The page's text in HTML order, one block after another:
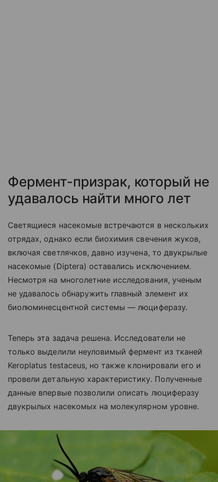
Фермент-призрак, который не
удавалось найти много лет
Светящиеся насекомые встречаются в нескольких
отрядах, однако если биохимия свечения жуков,
включая светлячков, давно изучена, то двукрылые
насекомые (Diptera) оставались исключением.
Несмотря на многолетние исследования, ученым
не удавалось обнаружить главный элемент их
биолюминесцентной системы — люциферазу.
Теперь эта задача решена. Исследователи не
только выделили неуловимый фермент из тканей
Keroplatus testaceus, но также клонировали его и
провели детальную характеристику. Полученные
данные впервые позволили описать люциферазу
двукрылых насекомых на молекулярном уровне.